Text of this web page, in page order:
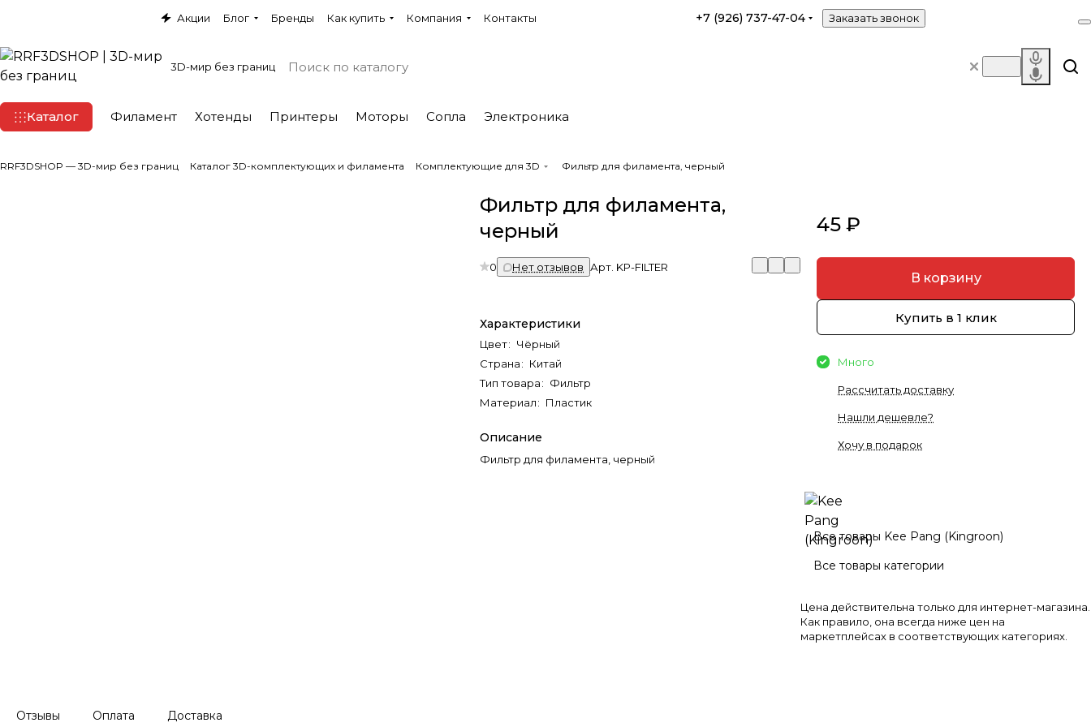
Акции Блог Бренды Как купить Компания Контакты +7 (926) 737-47-04 Заказать звонок
3D-мир без границ
Каталог Филамент Хотенды Принтеры Моторы Сопла Электроника
RRF3DSHOP — 3D-мир без границ Каталог 3D-комплектующих и филамента Комплектующие для 3D Фильтр для филамента, черный
Фильтр для филамента,
черный
0 Нет отзывов Арт. KP-FILTER
Характеристики
Цвет: Чёрный
Страна: Китай
Тип товара: Фильтр
Материал: Пластик
Описание
Фильтр для филамента, черный
45 ₽
В корзину
Купить в 1 клик
Много
Рассчитать доставку
Нашли дешевле?
Хочу в подарок
Все товары Kee Pang (Kingroon)
Все товары категории
Цена действительна только для интернет-магазина.
Как правило, она всегда ниже цен на
маркетплейсах в соответствующих категориях.
Отзывы Оплата Доставка